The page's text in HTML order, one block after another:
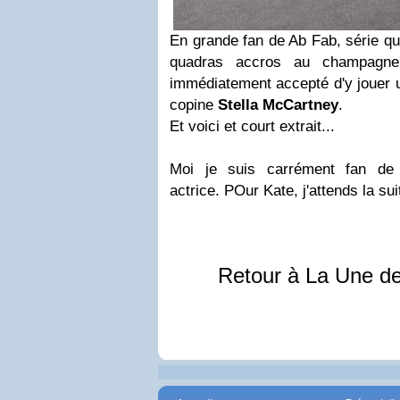
En grande fan de Ab Fab, série
quadras accros au
immédiatement accepté d'y jouer
copine Stella McCartney.
Et voici et court extrait...
Moi je suis carrément fan de
actrice. POur Kate, j'attends la
Retour à La Une